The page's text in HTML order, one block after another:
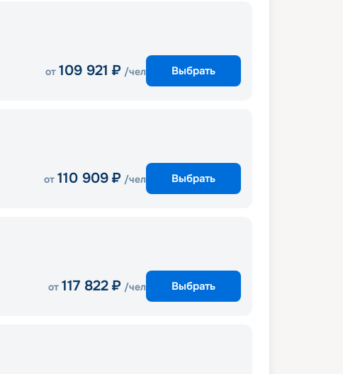
от 109 921 ₽ /чел Выбрать
от 110 909 ₽ /чел Выбрать
от 117 822 ₽ /чел Выбрать